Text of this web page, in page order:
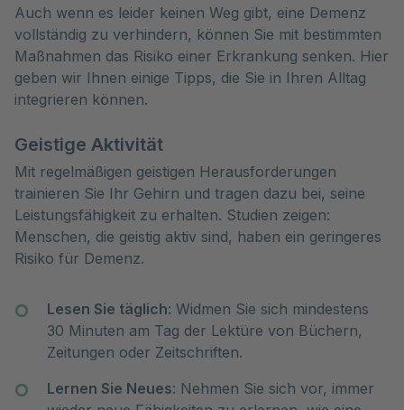
Auch wenn es leider keinen Weg gibt, eine Demenz
vollständig zu verhindern, können Sie mit bestimmten
Maßnahmen das Risiko einer Erkrankung senken. Hier
geben wir Ihnen einige Tipps, die Sie in Ihren Alltag
integrieren können.
Geistige Aktivität
Mit regelmäßigen geistigen Herausforderungen
trainieren Sie Ihr Gehirn und tragen dazu bei, seine
Leistungsfähigkeit zu erhalten. Studien zeigen:
Menschen, die geistig aktiv sind, haben ein geringeres
Risiko für Demenz.
Lesen Sie täglich: Widmen Sie sich mindestens
30 Minuten am Tag der Lektüre von Büchern,
Zeitungen oder Zeitschriften.
Lernen Sie Neues: Nehmen Sie sich vor, immer